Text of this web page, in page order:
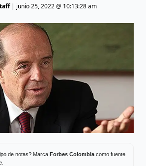
| junio 25, 2022 @ 10:13:28 am
de notas? Marca Forbes Colombiacomo fuente